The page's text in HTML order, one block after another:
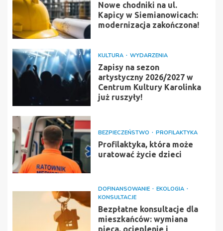
Nowe chodniki na ul.
Kapicy w Siemianowicach:
modernizacja zakończona!
KULTURA WYDARZENIA
Zapisy na sezon
artystyczny 2026/2027 w
Centrum Kultury Karolinka
już ruszyły!
BEZPIECZEŃSTWO PROFILAKTYKA
Profilaktyka, która może
uratować życie dzieci
DOFINANSOWANIE
EKOLOGIA
KONSULTACJE
Bezpłatne konsultacje dla
mieszkańców: wymiana
pieca, ocieplenie i